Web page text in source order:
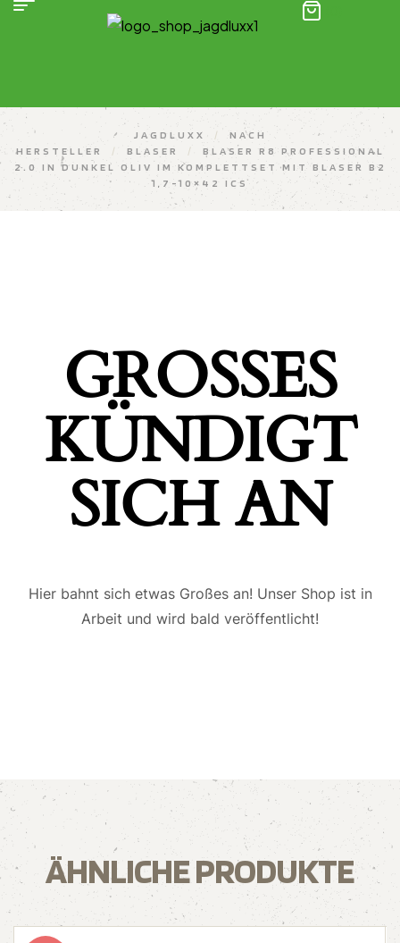
JAGDLUXX /
NACH
HERSTELLER
/ BLASER /
BLASER R8 PROFESSIONAL
2.0 IN DUNKEL OLIV IM KOMPLETTSET MIT BLASER B2
1,7-10×42 ICS
GROSSES K
ÜNDIGT S
ICH AN
Hier bahnt sich etwas Großes an! Unser Shop ist in
Arbeit und wird bald veröffentlicht!
ÄHNLICHE PRODUKTE